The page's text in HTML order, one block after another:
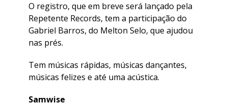
O registro, que em breve será lançado pela
Repetente Records, tem a participação do
Gabriel Barros, do Melton Selo, que ajudou
nas prés.
Tem músicas rápidas, músicas dançantes,
músicas felizes e até uma acústica.
Samwise